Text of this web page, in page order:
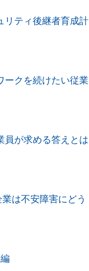
リティ後継者育成計
ークを続けたい従業
員が求める答えとは
は不安障害にどう